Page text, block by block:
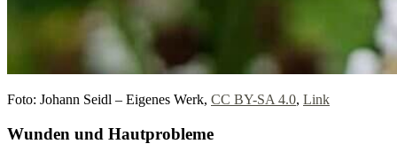
Foto: Johann Seidl – Eigenes Werk, CC BY-SA 4.0, Link
Wunden und Hautprobleme